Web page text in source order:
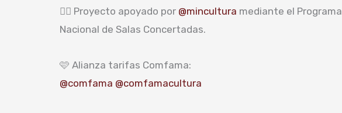
👉🏼 Proyecto apoyado por @mincultura mediante el Programa
Nacional de Salas Concertadas.
🩷 Alianza tarifas Comfama:
@comfama @comfamacultura